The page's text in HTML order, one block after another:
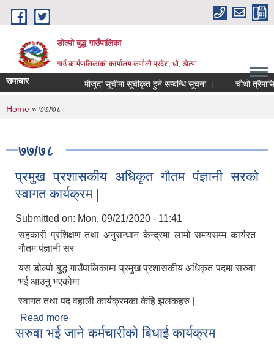
Skip to main content
डोल्पो बुद्ध गाउँपालिका
गाउँ कार्यपालिकाकाे कार्यालय कर्णाली प्रदेश, धो, डोल्पा
समाचार मौजुदा सूचीमा सूचीकृत हुने सम्बन्धि सूचना । चौथो त्रैमासिक
You are here
Home » ७७/७८
७७/७८
प्रमुख प्रशासकीय अधिकृत गौतम पंज्ञानी सरको
स्वागत कार्यक्रम |
Submitted on: Mon, 09/21/2020 - 11:41
सहकारी प्रशिक्षण तथा अनुसन्धान केन्द्रमा लामो समयसम्म कार्यरत
गौतम पंज्ञानी सर
यस डोल्पो बुद्ध गाउँपालिकामा प्रमुख प्रशासकीय अधिकृत पदमा सरुवा
भई आउनु भएकोमा
स्वागत तथा पद वहाली कार्यक्रमका केहि झलकहरु |
Read more
स्वागत कार्यक्रम |
सरुवा भई जाने कर्मचारीको बिधाई कार्यक्रम